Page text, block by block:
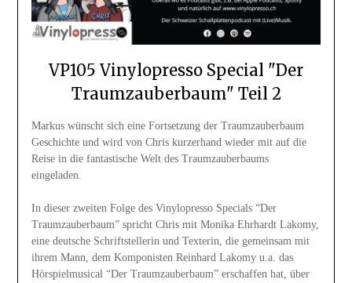
VP105 Vinylopresso Special "Der
Traumzauberbaum" Teil 2
Markus wünscht sich eine Fortsetzung der Traumzauberbaum
Geschichte und wird von Chris kurzerhand wieder mit auf die
Reise in die fantastische Welt des Traumzauberbaums
eingeladen.
In dieser zweiten Folge des Vinylopresso Specials “Der
Traumzauberbaum” spricht Chris mit Monika Ehrhardt Lakomy,
eine deutsche Schriftstellerin und Texterin, die gemeinsam mit
ihrem Mann, dem Komponisten Reinhard Lakomy u.a. das
Hörspielmusical “Der Traumzauberbaum” erschaffen hat, über